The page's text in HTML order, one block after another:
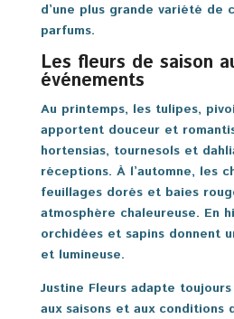
d’une plus grande variété de
parfums.
Les fleurs de saison
événements
Au printemps, les tulipes,
apportent douceur et
hortensias, tournesols et
réceptions. À l’automne, les
feuillages dorés et baies
atmosphère chaleureuse. En
orchidées et sapins donnent
et lumineuse.
Justine Fleurs adapte
aux saisons et aux conditions